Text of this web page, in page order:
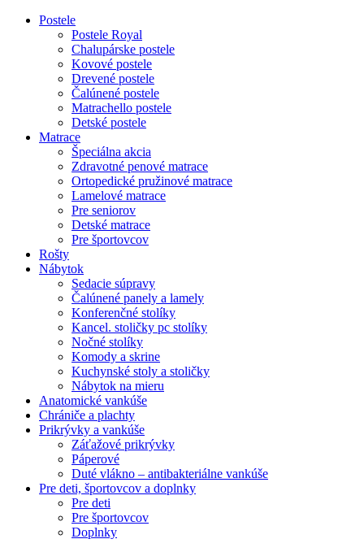
Postele
Postele Royal
Chalupárske postele
Kovové postele
Drevené postele
Čalúnené postele
Matrachello postele
Detské postele
Matrace
Špeciálna akcia
Zdravotné penové matrace
Ortopedické pružinové matrace
Lamelové matrace
Pre seniorov
Detské matrace
Pre športovcov
Rošty
Nábytok
Sedacie súpravy
Čalúnené panely a lamely
Konferenčné stolíky
Kancel. stoličky pc stolíky
Nočné stolíky
Komody a skrine
Kuchynské stoly a stoličky
Nábytok na mieru
Anatomické vankúše
Chrániče a plachty
Prikrývky a vankúše
Záťažové prikrývky
Páperové
Duté vlákno – antibakteriálne vankúše
Pre deti, športovcov a doplnky
Pre deti
Pre športovcov
Doplnky